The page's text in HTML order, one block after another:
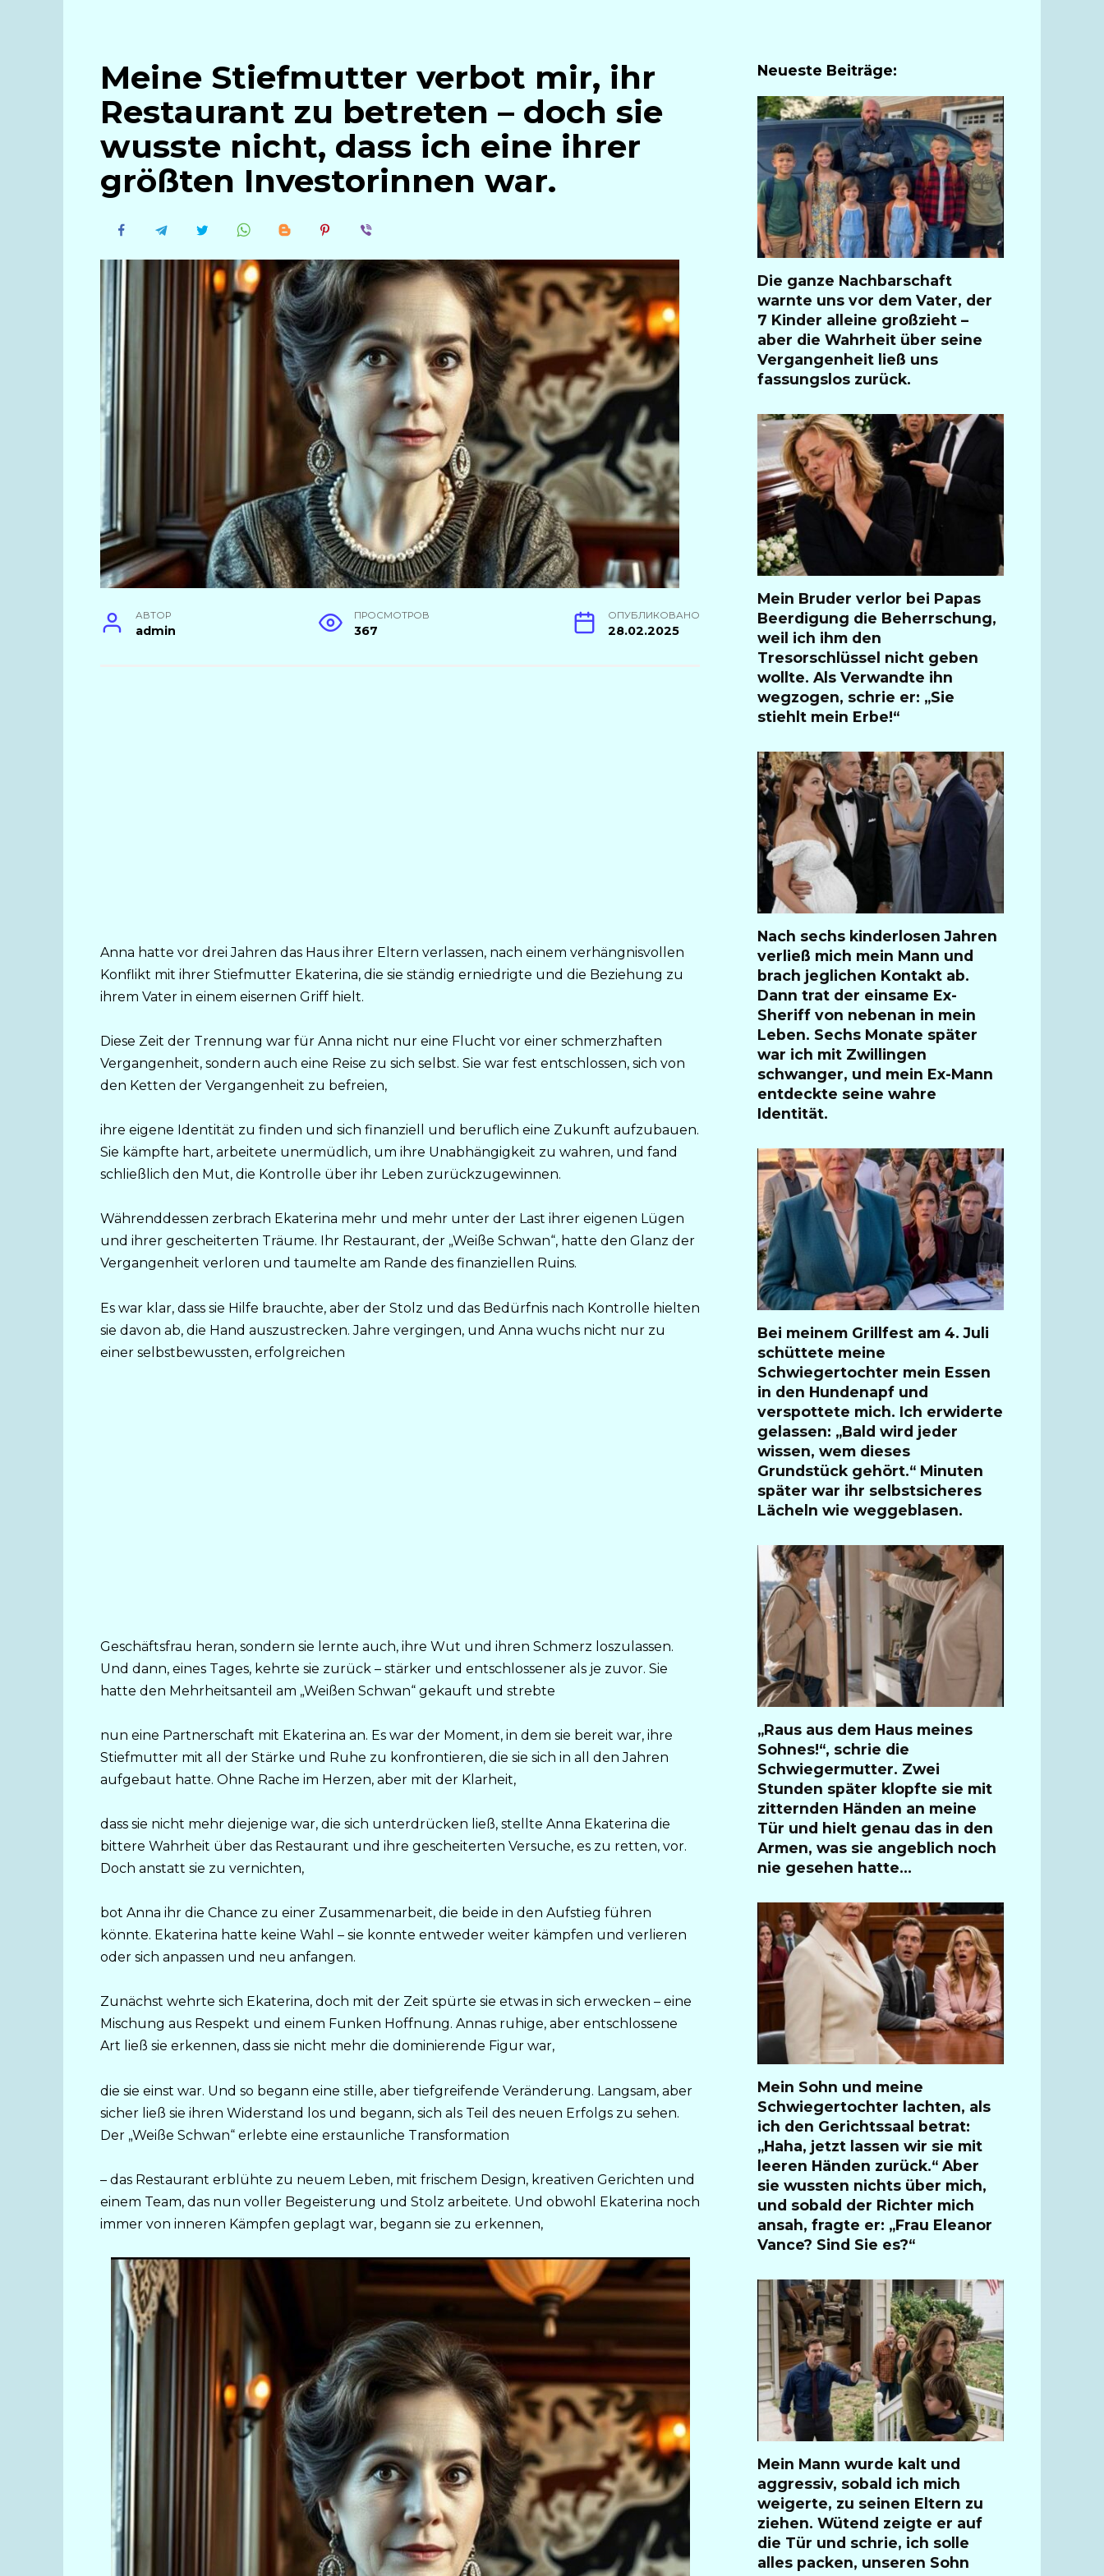
Meine Stiefmutter verbot mir, ihr
Restaurant zu betreten – doch sie
wusste nicht, dass ich eine ihrer
größten Investorinnen war.
АВТОР
admin
ПРОСМОТРОВ
367
ОПУБЛИКОВАНО
28.02.2025
Anna hatte vor drei Jahren das Haus ihrer Eltern verlassen, nach einem verhängnisvollen
Konflikt mit ihrer Stiefmutter Ekaterina, die sie ständig erniedrigte und die Beziehung zu
ihrem Vater in einem eisernen Griff hielt.
Diese Zeit der Trennung war für Anna nicht nur eine Flucht vor einer schmerzhaften
Vergangenheit, sondern auch eine Reise zu sich selbst. Sie war fest entschlossen, sich von
den Ketten der Vergangenheit zu befreien,
ihre eigene Identität zu finden und sich finanziell und beruflich eine Zukunft aufzubauen.
Sie kämpfte hart, arbeitete unermüdlich, um ihre Unabhängigkeit zu wahren, und fand
schließlich den Mut, die Kontrolle über ihr Leben zurückzugewinnen.
Währenddessen zerbrach Ekaterina mehr und mehr unter der Last ihrer eigenen Lügen
und ihrer gescheiterten Träume. Ihr Restaurant, der „Weiße Schwan“, hatte den Glanz der
Vergangenheit verloren und taumelte am Rande des finanziellen Ruins.
Es war klar, dass sie Hilfe brauchte, aber der Stolz und das Bedürfnis nach Kontrolle hielten
sie davon ab, die Hand auszustrecken. Jahre vergingen, und Anna wuchs nicht nur zu
einer selbstbewussten, erfolgreichen
Geschäftsfrau heran, sondern sie lernte auch, ihre Wut und ihren Schmerz loszulassen.
Und dann, eines Tages, kehrte sie zurück – stärker und entschlossener als je zuvor. Sie
hatte den Mehrheitsanteil am „Weißen Schwan“ gekauft und strebte
nun eine Partnerschaft mit Ekaterina an. Es war der Moment, in dem sie bereit war, ihre
Stiefmutter mit all der Stärke und Ruhe zu konfrontieren, die sie sich in all den Jahren
aufgebaut hatte. Ohne Rache im Herzen, aber mit der Klarheit,
dass sie nicht mehr diejenige war, die sich unterdrücken ließ, stellte Anna Ekaterina die
bittere Wahrheit über das Restaurant und ihre gescheiterten Versuche, es zu retten, vor.
Doch anstatt sie zu vernichten,
bot Anna ihr die Chance zu einer Zusammenarbeit, die beide in den Aufstieg führen
könnte. Ekaterina hatte keine Wahl – sie konnte entweder weiter kämpfen und verlieren
oder sich anpassen und neu anfangen.
Zunächst wehrte sich Ekaterina, doch mit der Zeit spürte sie etwas in sich erwecken – eine
Mischung aus Respekt und einem Funken Hoffnung. Annas ruhige, aber entschlossene
Art ließ sie erkennen, dass sie nicht mehr die dominierende Figur war,
die sie einst war. Und so begann eine stille, aber tiefgreifende Veränderung. Langsam, aber
sicher ließ sie ihren Widerstand los und begann, sich als Teil des neuen Erfolgs zu sehen.
Der „Weiße Schwan“ erlebte eine erstaunliche Transformation
– das Restaurant erblühte zu neuem Leben, mit frischem Design, kreativen Gerichten und
einem Team, das nun voller Begeisterung und Stolz arbeitete. Und obwohl Ekaterina noch
immer von inneren Kämpfen geplagt war, begann sie zu erkennen,
Neueste Beiträge:
Die ganze Nachbarschaft
warnte uns vor dem Vater, der
7 Kinder alleine großzieht –
aber die Wahrheit über seine
Vergangenheit ließ uns
fassungslos zurück.
Mein Bruder verlor bei Papas
Beerdigung die Beherrschung,
weil ich ihm den
Tresorschlüssel nicht geben
wollte. Als Verwandte ihn
wegzogen, schrie er: „Sie
stiehlt mein Erbe!“
Nach sechs kinderlosen Jahren
verließ mich mein Mann und
brach jeglichen Kontakt ab.
Dann trat der einsame Ex-
Sheriff von nebenan in mein
Leben. Sechs Monate später
war ich mit Zwillingen
schwanger, und mein Ex-Mann
entdeckte seine wahre
Identität.
Bei meinem Grillfest am 4. Juli
schüttete meine
Schwiegertochter mein Essen
in den Hundenapf und
verspottete mich. Ich erwiderte
gelassen: „Bald wird jeder
wissen, wem dieses
Grundstück gehört.“ Minuten
später war ihr selbstsicheres
Lächeln wie weggeblasen.
„Raus aus dem Haus meines
Sohnes!“, schrie die
Schwiegermutter. Zwei
Stunden später klopfte sie mit
zitternden Händen an meine
Tür und hielt genau das in den
Armen, was sie angeblich noch
nie gesehen hatte…
Mein Sohn und meine
Schwiegertochter lachten, als
ich den Gerichtssaal betrat:
„Haha, jetzt lassen wir sie mit
leeren Händen zurück.“ Aber
sie wussten nichts über mich,
und sobald der Richter mich
ansah, fragte er: „Frau Eleanor
Vance? Sind Sie es?“
Mein Mann wurde kalt und
aggressiv, sobald ich mich
weigerte, zu seinen Eltern zu
ziehen. Wütend zeigte er auf
die Tür und schrie, ich solle
alles packen, unseren Sohn